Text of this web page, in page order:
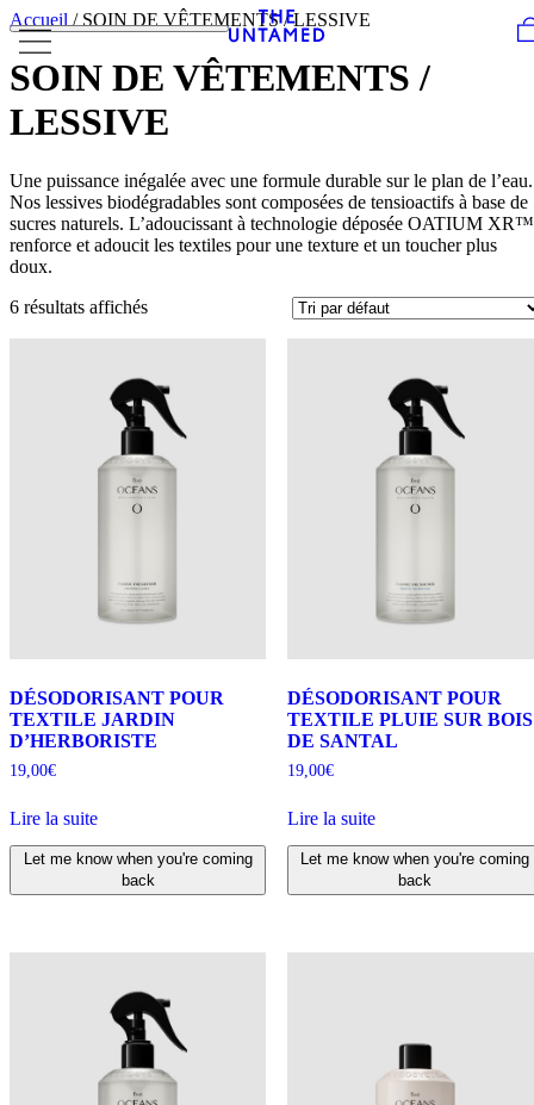
Skip to content
Accueil / SOIN DE VÊTEMENTS / LESSIVE
SOIN DE VÊTEMENTS /
LESSIVE
Une puissance inégalée avec une formule durable sur le plan de l’eau.
Nos lessives biodégradables sont composées de tensioactifs à base de
sucres naturels. L’adoucissant à technologie déposée OATIUM XR™
renforce et adoucit les textiles pour une texture et un toucher plus
doux.
6 résultats affichés
DÉSODORISANT POUR
TEXTILE JARDIN
D’HERBORISTE
19,00€
Lire la suite
Let me know when you're coming
back
DÉSODORISANT POUR
TEXTILE PLUIE SUR BOIS
DE SANTAL
19,00€
Lire la suite
Let me know when you're coming
back